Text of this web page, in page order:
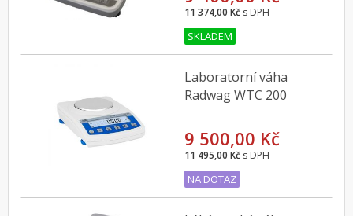
11 374,00 Kč s DPH
SKLADEM
Laboratorní váha
Radwag WTC 200
9 500,00 Kč
11 495,00 Kč s DPH
NA DOTAZ